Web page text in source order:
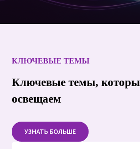
КЛЮЧЕВЫЕ ТЕМЫ
Ключевые темы,
освещаем
УЗНАТЬ БОЛЬШЕ